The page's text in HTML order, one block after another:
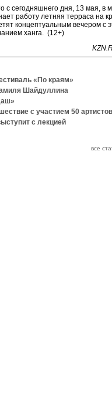
с сегодняшнего дня, 13 мая, в
работу летняя терраса на
концептуальным вечером с
ханга. (12+)
«По краям»
Шайдуллина
с участием 50 артистов
с лекцией
все